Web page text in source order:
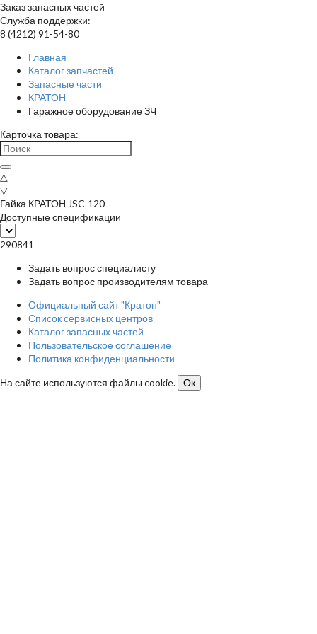
Заказ запасных частей
Служба поддержки:
8 (4212) 91-54-80
Главная
Каталог запчастей
Запасные части
КРАТОН
Гаражное оборудование ЗЧ
Карточка товара:
△
▽
Гайка КРАТОН JSC-120
Доступные спецификации
290841
Задать вопрос специалисту
Задать вопрос производителям товара
Официальный сайт "Кратон"
Список сервисных центров
Каталог запасных частей
Пользовательское соглашение
Политика конфиденциальности
На сайте используются файлы cookie.
Ок